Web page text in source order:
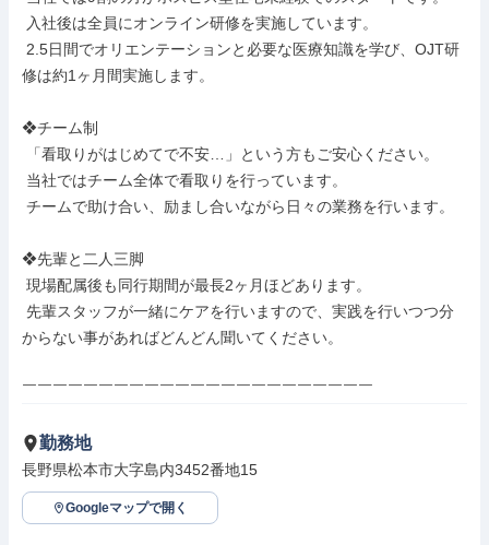
修は約1ヶ月間実施します。
❖チーム制
❖先輩と二人三脚
からない事があればどんどん聞いてください。
￣￣￣￣￣￣￣￣￣￣￣￣￣￣￣￣￣￣￣￣￣￣￣
勤務地
長野県松本市大字島内3452番地15
Googleマップで開く